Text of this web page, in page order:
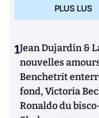
PLUS LUS
1Jean Dujardin &
nouvelles
Benchetrit
fond, Victoria
Ronaldo du